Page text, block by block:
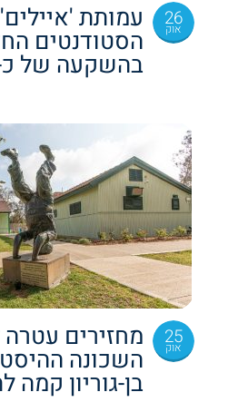
26
אוק עמותת
הסטודנטים
בהשקעה של כ-3 מיליון
25
אוק מחזירים עטרה
השכונה
בן-גוריון קמה